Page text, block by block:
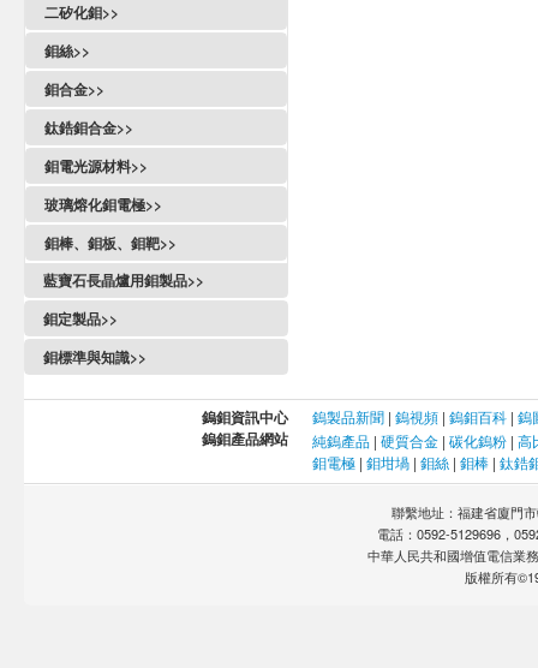
二矽化鉬>>
鉬絲>>
鉬合金>>
鈦鋯鉬合金>>
鉬電光源材料>>
玻璃熔化鉬電極>>
鉬棒、鉬板、鉬靶>>
藍寶石長晶爐用鉬製品>>
鉬定製品>>
鉬標準與知識>>
鎢鉬資訊中心 鎢製品新聞 | 鎢視頻 | 鎢鉬百科 | 鎢
鎢鉬產品網站 純鎢產品 | 硬質合金 | 碳化鎢粉 | 高
鉬電極 | 鉬坩堝 | 鉬絲 | 鉬棒 | 鈦鋯
聯繫地址：福建省廈門
電話：0592-5129696，
中華人民共和國增值電信業
版權所有